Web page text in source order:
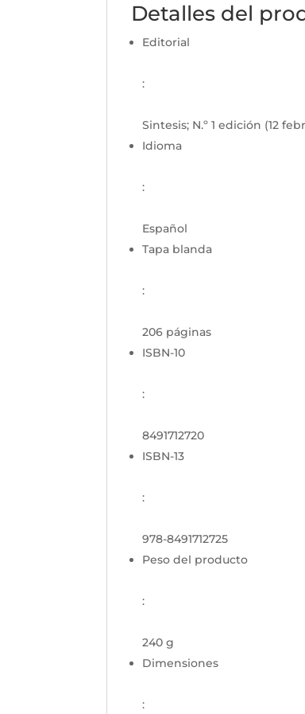
Detalles del
Editorial
:
Sintesis; N.º 1 edición (12
Idioma
:
Español
Tapa blanda
:
206 páginas
ISBN-10
:
8491712720
ISBN-13
:
978-8491712725
Peso del producto
:
240 g
Dimensiones
: